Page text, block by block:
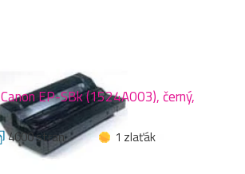
EP-SBk (1524A003), černý,
4000 stran
1 zlaťák